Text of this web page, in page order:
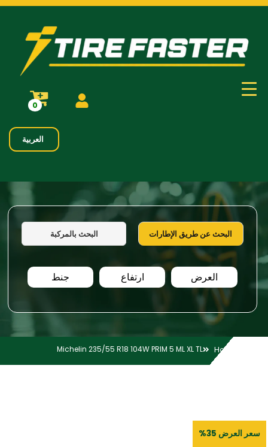
0
العربية
البحث عن طريق الإطارات البحث بالمركبة
العرض ارتفاع جنط
Home
Michelin 235/55 R18 104W PRIM 5 ML XL TL
سعر العرض 35%